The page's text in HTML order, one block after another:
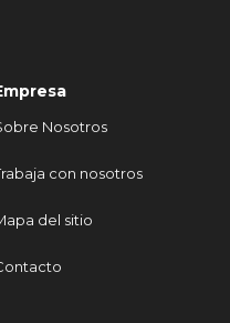
Nosotros
con nosotros
del sitio